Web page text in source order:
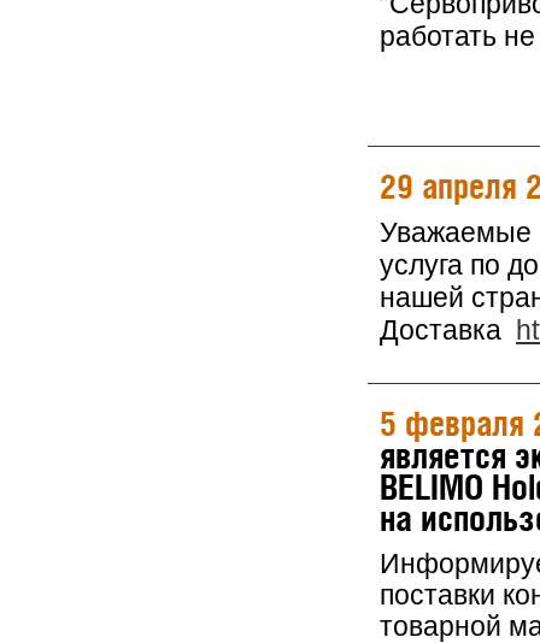
работать не
29 апреля
Уважаемые
услуга по
нашей
Доставка
5 февраля
является
BELIMO
на
поставки
товарной